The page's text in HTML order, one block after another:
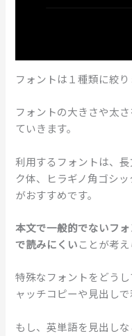
フォントは１種類に絞り
フォントの大きさや太
ていきます。
利用するフォントは、
ク体、ヒラギノ角ゴシ
がおすすめです。
本文で一般的でないフ
で読みにくいことが考え
特殊なフォントをどう
ャッチコピーや見出しで
もし、英単語を見出し